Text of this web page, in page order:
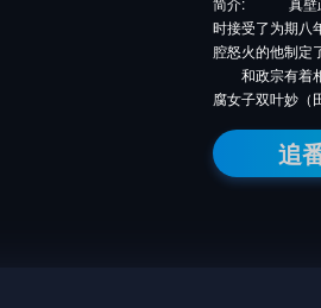
时接受了为期八
腔怒火的他制定
和政宗有着相
腐女子双叶妙（
追